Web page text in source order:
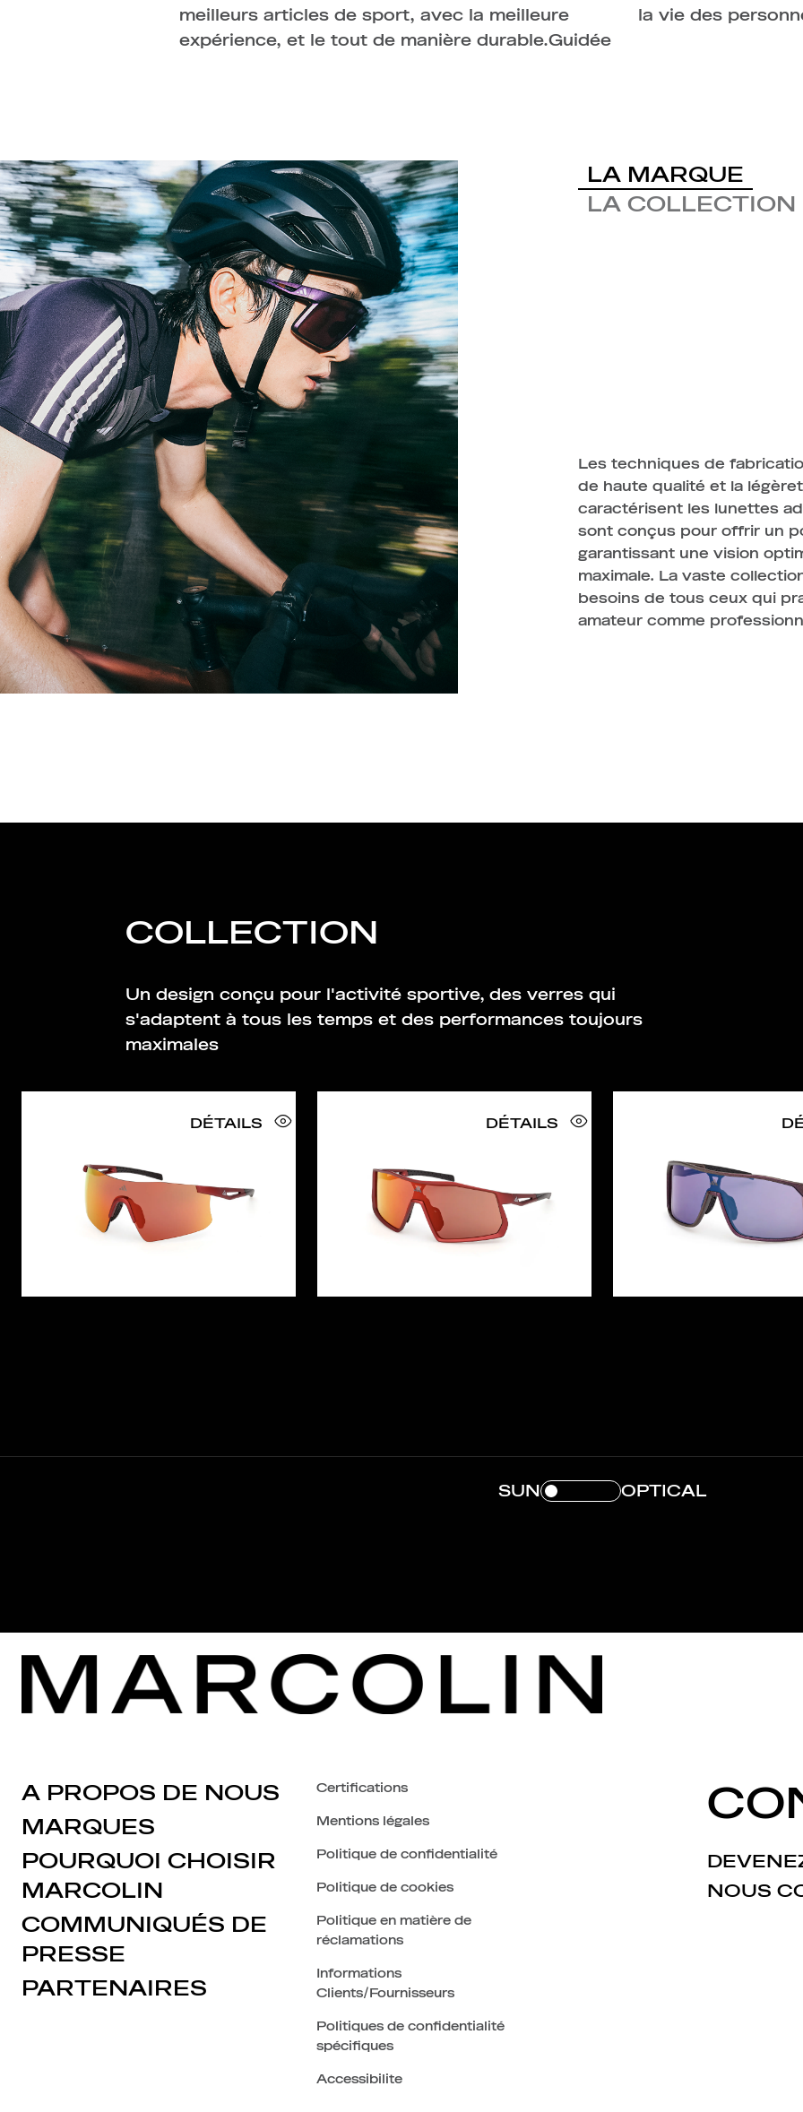
meilleurs articles de sport, avec la meilleure
expérience, et le tout de manière durable.Guidée
la vie des
LA MARQUE
LA COLLECTION
Les techniques de
de haute qualité et la
caractérisent les lunettes
sont conçus pour offrir un
garantissant une vision
maximale. La vaste
besoins de tous ceux qui
amateur comme
COLLECTION
Un design conçu pour l'activité sportive, des verres qui
s'adaptent à tous les temps et des performances toujours
maximales
DÉTAILS DÉTAILS
SUN OPTICAL
A PROPOS DE NOUS
MARQUES
POURQUOI CHOISIR
MARCOLIN
COMMUNIQUÉS DE
PRESSE
PARTENAIRES
Certifications
Mentions légales
Politique de confidentialité
Politique de cookies
Politique en matière de
réclamations
Informations
Clients/Fournisseurs
Politiques de confidentialité
spécifiques
Accessibilite
NOUS